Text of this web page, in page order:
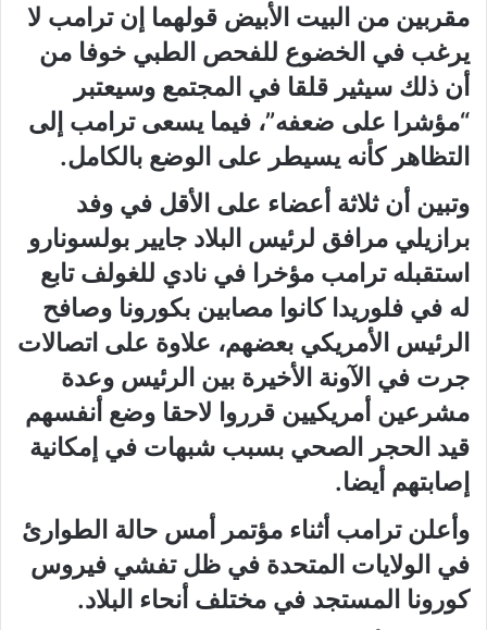
مقربين من البيت الأبيض قولهما إن ترامب لا
يرغب في الخضوع للفحص الطبي خوفا من
أن ذلك سيثير قلقا في المجتمع وسيعتبر
“مؤشرا على ضعفه”، فيما يسعى ترامب إلى
التظاهر كأنه يسيطر على الوضع بالكامل.
وتبين أن ثلاثة أعضاء على الأقل في وفد
برازيلي مرافق لرئيس البلاد جايير بولسونارو
استقبله ترامب مؤخرا في نادي للغولف تابع
له في فلوريدا كانوا مصابين بكورونا وصافح
الرئيس الأمريكي بعضهم، علاوة على اتصالات
جرت في الآونة الأخيرة بين الرئيس وعدة
مشرعين أمريكيين قرروا لاحقا وضع أنفسهم
قيد الحجر الصحي بسبب شبهات في إمكانية
إصابتهم أيضا.
وأعلن ترامب أثناء مؤتمر أمس حالة الطوارئ
في الولايات المتحدة في ظل تفشي فيروس
كورونا المستجد في مختلف أنحاء البلاد.